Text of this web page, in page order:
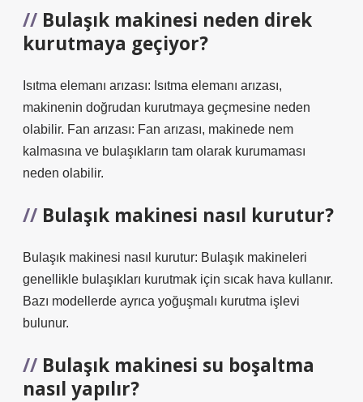
Bulaşık makinesi neden direk
kurutmaya geçiyor?
Isıtma elemanı arızası: Isıtma elemanı arızası,
makinenin doğrudan kurutmaya geçmesine neden
olabilir. Fan arızası: Fan arızası, makinede nem
kalmasına ve bulaşıkların tam olarak kurumaması
neden olabilir.
Bulaşık makinesi nasıl kurutur?
Bulaşık makinesi nasıl kurutur: Bulaşık makineleri
genellikle bulaşıkları kurutmak için sıcak hava kullanır.
Bazı modellerde ayrıca yoğuşmalı kurutma işlevi
bulunur.
Bulaşık makinesi su boşaltma
nasıl yapılır?